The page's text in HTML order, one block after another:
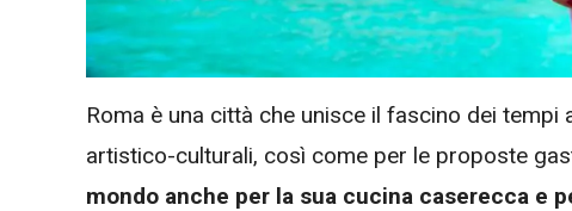
Roma è una città che unisce il fascino dei
artistico-culturali, così come per le proposte
mondo anche per la sua cucina caserecca e